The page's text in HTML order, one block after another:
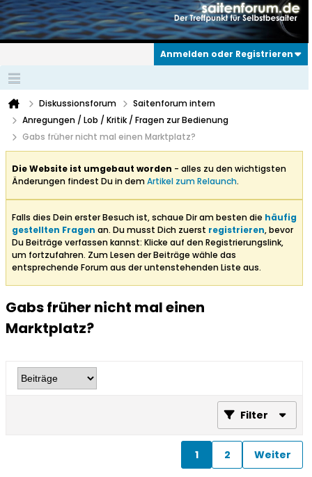
Anmelden oder Registrieren
Diskussionsforum
Saitenforum intern
Anregungen / Lob / Kritik / Fragen zur Bedienung
Gabs früher nicht mal einen Marktplatz?
Die Website ist umgebaut worden - alles zu den wichtigsten
Änderungen findest Du in demArtikel zum Relaunch.
Falls dies Dein erster Besuch ist, schaue Dir am besten die häufig
gestellten Fragen an. Du musst Dich zuerst registrieren, bevor
Du Beiträge verfassen kannst: Klicke auf den Registrierungslink,
um fortzufahren. Zum Lesen der Beiträge wähle das
entsprechende Forum aus der untenstehenden Liste aus.
Gabs früher nicht mal einen
Marktplatz?
Filter
1 2 Weiter